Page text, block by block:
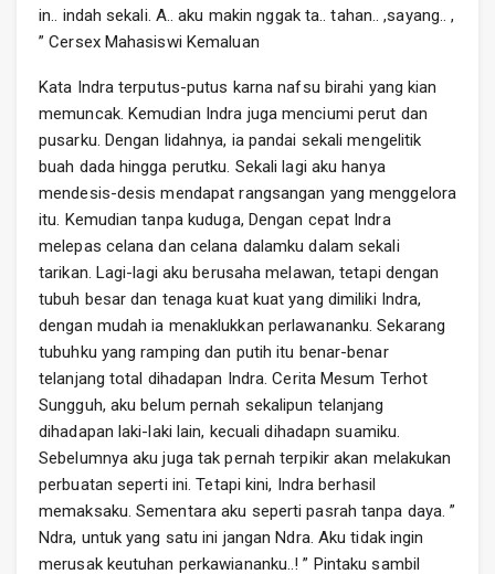
in.. indah sekali. A.. aku makin nggak ta.. tahan.. ,sayang.. ,
” Cersex Mahasiswi Kemaluan
Kata Indra terputus-putus karna nafsu birahi yang kian
memuncak. Kemudian Indra juga menciumi perut dan
pusarku. Dengan lidahnya, ia pandai sekali mengelitik
buah dada hingga perutku. Sekali lagi aku hanya
mendesis-desis mendapat rangsangan yang menggelora
itu. Kemudian tanpa kuduga, Dengan cepat Indra
melepas celana dan celana dalamku dalam sekali
tarikan. Lagi-lagi aku berusaha melawan, tetapi dengan
tubuh besar dan tenaga kuat kuat yang dimiliki Indra,
dengan mudah ia menaklukkan perlawananku. Sekarang
tubuhku yang ramping dan putih itu benar-benar
telanjang total dihadapan Indra. Cerita Mesum Terhot
Sungguh, aku belum pernah sekalipun telanjang
dihadapan laki-laki lain, kecuali dihadapn suamiku.
Sebelumnya aku juga tak pernah terpikir akan melakukan
perbuatan seperti ini. Tetapi kini, Indra berhasil
memaksaku. Sementara aku seperti pasrah tanpa daya. ”
Ndra, untuk yang satu ini jangan Ndra. Aku tidak ingin
merusak keutuhan perkawiananku..! ” Pintaku sambil